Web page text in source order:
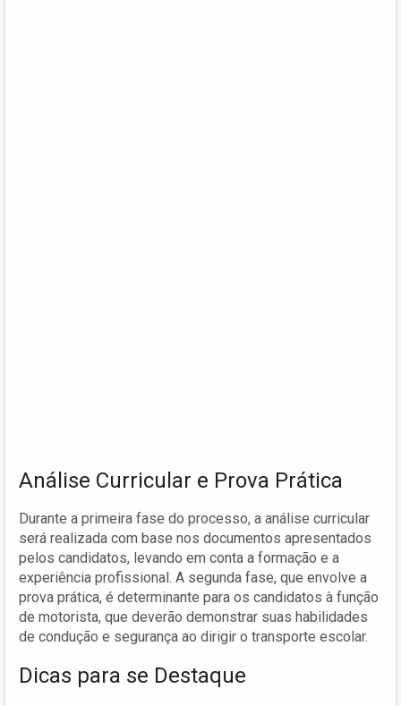
Análise Curricular e Prova Prática
Durante a primeira fase do processo, a análise curricular
será realizada com base nos documentos apresentados
pelos candidatos, levando em conta a formação e a
experiência profissional. A segunda fase, que envolve a
prova prática, é determinante para os candidatos à função
de motorista, que deverão demonstrar suas habilidades
de condução e segurança ao dirigir o transporte escolar.
Dicas para se Destaque